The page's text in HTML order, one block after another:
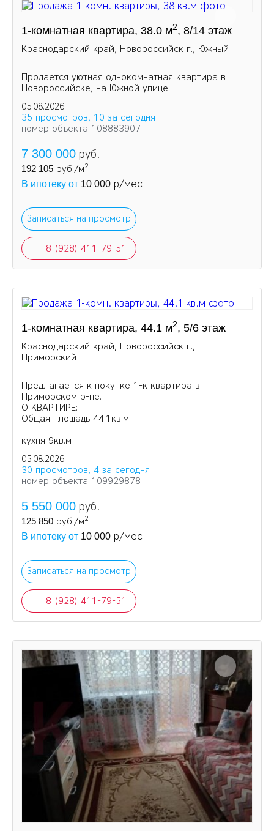
1-комнатная квартира, 38.0 м2, 8/14 этаж
Краснодарский край, Новороссийск г., Южный
Продается уютная однокомнатная квартира в
Новороссийске, на Южной улице.
05.08.2026
35 просмотров, 10 за сегодня
номер объекта 108883907
7 300 000 руб.
192 105 руб./м2
В ипотеку от 10 000 р/мес
Записаться на просмотр
8 (928) 411-79-51
1-комнатная квартира, 44.1 м2, 5/6 этаж
Краснодарский край, Новороссийск г.,
Приморский
Предлагается к покупке 1-к квартира в
Приморском р-не.
О КВАРТИРЕ:
Общая площадь 44.1кв.м
кухня 9кв.м
05.08.2026
30 просмотров, 4 за сегодня
номер объекта 109929878
5 550 000 руб.
125 850 руб./м2
В ипотеку от 10 000 р/мес
Записаться на просмотр
8 (928) 411-79-51